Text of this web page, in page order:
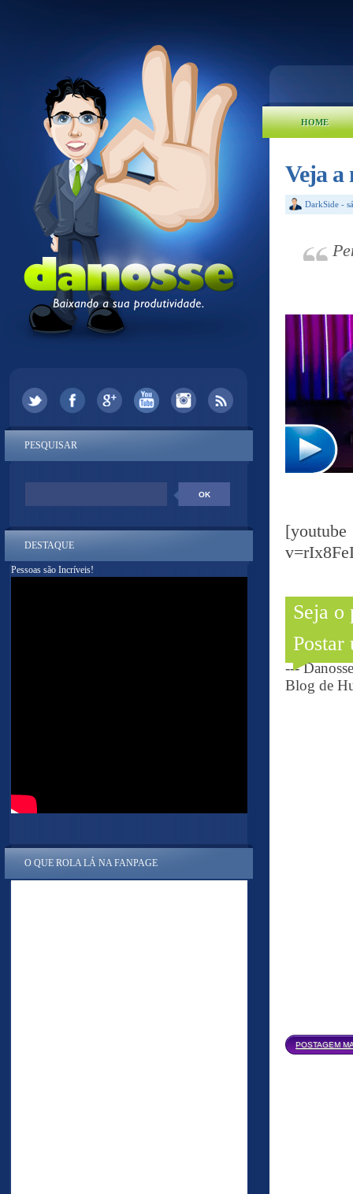
HOME
Veja a
DarkSide -
Seja o
Postar
---
Blog de
POSTAGEM
PESQUISAR
DESTAQUE
Pessoas são Incríveis!
O QUE ROLA LÁ NA FANPAGE